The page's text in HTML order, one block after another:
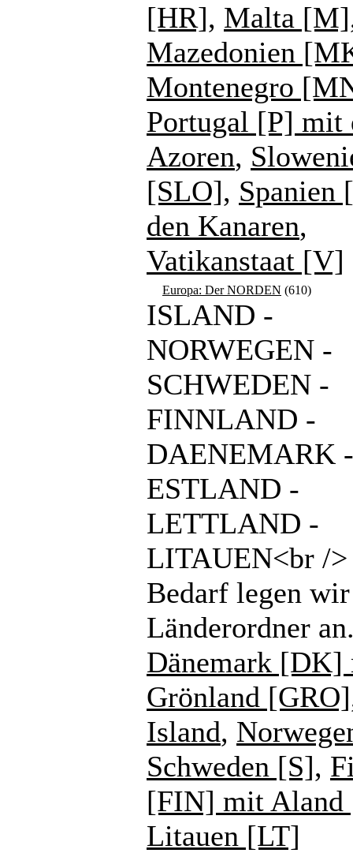
[HR], Malta [M]
Mazedonien
Montenegro
Portugal [P] mit
Azoren,
[SLO], Spanien
den Kanaren,
Vatikanstaat [V]
Europa: Der NORDEN (610)
ISLAND -
NORWEGEN -
SCHWEDEN -
FINNLAND -
DAENEMARK -
ESTLAND -
LETTLAND -
LITAUEN<br /
Bedarf legen wir
Länderordner
Dänemark [DK]
Grönland [GRO]
Island,
Schweden [S],
[FIN] mit
Litauen [LT]